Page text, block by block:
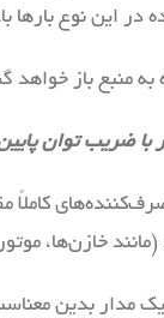
در این نوع
منبع باز خواهد
ضریب توان
(مانند خازن‌ها،
مدار بدین